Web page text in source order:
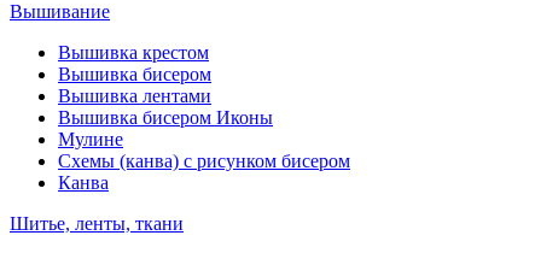
Вышивание
Вышивка крестом
Вышивка бисером
Вышивка лентами
Вышивка бисером Иконы
Мулине
Схемы (канва) с рисунком бисером
Канва
Шитье, ленты, ткани